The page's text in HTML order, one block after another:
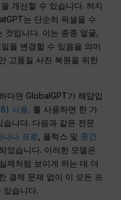
개선할 수 있습니다. 하지
는 단순히 픽셀을 수
입니다. 이는 종종 얼굴,
을 변경할 수 있음을 의미
고품질 사진 복원을 위한
다면 GlobalGPT가 해답입
사용, 를 사용하면 한 가
니다. 다음과 같은 전문
나나 프로 , 플럭스 및 중간
었습니다. 이러한 모델은
제처럼 보이게 하는 데 더
결제 문제 없이 이 모든 프
있습니다.